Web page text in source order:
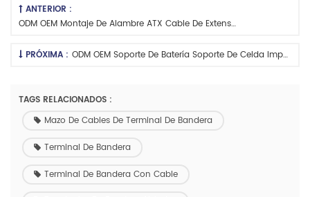
ANTERIOR :
ODM OEM Montaje De Alambre ATX Cable De Extensión De Potencia De 24 Pines Arnés
PRÓXIMA : ODM OEM Soporte De Batería Soporte De Celda Impermeable Con ENCENDIDO / APAGADO Cambiar Y Conjunto De Mazo De Cables De La Cubierta
TAGS RELACIONADOS :
Mazo De Cables De Terminal De Bandera
Terminal De Bandera
Terminal De Bandera Con Cable